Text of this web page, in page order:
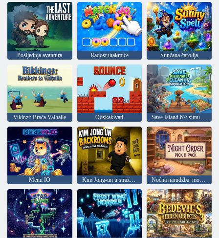
Posljednja avantura Radost utakmice Sunčana čarolija
Vikinzi: Braća Valhalle Odskakivati Save Island 67: simulator čišćenja
Memi IO Kim Jong-un u stražnjim sobama Noćna narudžba: montaža i pakiranje